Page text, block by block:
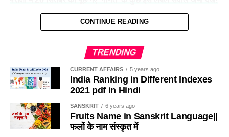
लगभग दो सालों के समयंत्राल के पश्चात रेल्वे रिक्रूटमेंट बोर्ड ने
परीक्षाओं का रिज़ल्ट जारी करने के लिए बोर्ड के द्वारा तेज़ी से काम किया जा
रहा है तथा जल्द ही परीक्षा परिणाम जारी करने को ले कर नोटिस जारी
किया जा सकता है।
रेलवे भर्ती बोर्ड ने आंदोलन तथा अफ़वाहों से बचने की
दी सलाह-
बोर्ड ने रेलवे के उम्मीदवारों से फर्जी अफवाहों से बचने के लिए अपने ट्विटर
CONTINUE READING
TRENDING
CURRENT AFFAIRS 5 years ago
India Ranking in Different Indexes
2021 pdf in Hindi
SANSKRIT 6 years ago
Fruits Name in Sanskrit Language||
फलों के नाम संस्कृत में